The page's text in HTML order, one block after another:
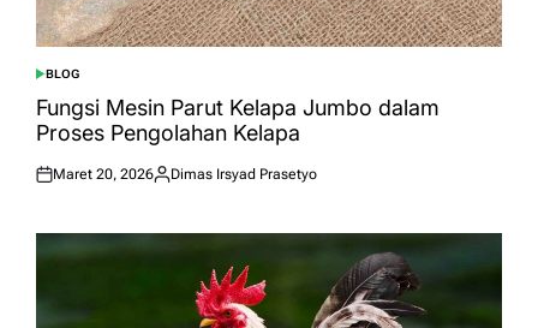
POSTED
IN
BLOG
Fungsi Mesin Parut Kelapa Jumbo dalam
Proses Pengolahan Kelapa
Posted
Maret 20, 2026
Posted
Dimas Irsyad Prasetyo